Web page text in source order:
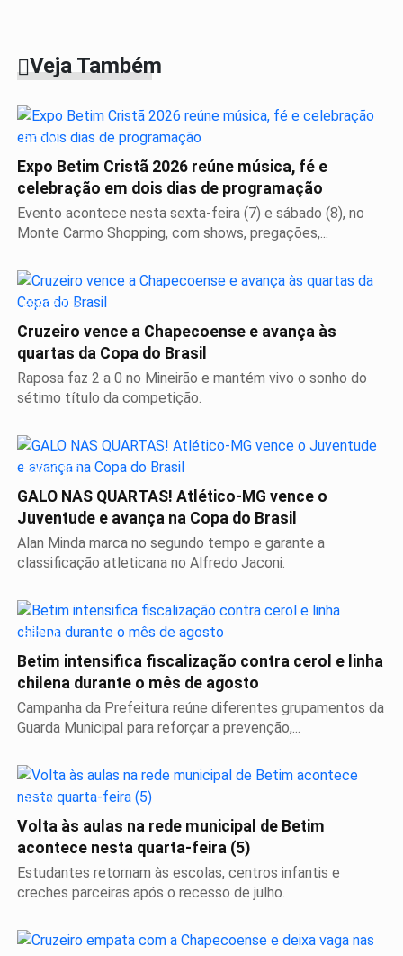
Veja Também
BETIM
Expo Betim Cristã 2026 reúne música, fé e
celebração em dois dias de programação
Evento acontece nesta sexta-feira (7) e sábado (8), no
Monte Carmo Shopping, com shows, pregações,...
ESPORTES
Cruzeiro vence a Chapecoense e avança às
quartas da Copa do Brasil
Raposa faz 2 a 0 no Mineirão e mantém vivo o sonho do
sétimo título da competição.
ESPORTES
GALO NAS QUARTAS! Atlético-MG vence o
Juventude e avança na Copa do Brasil
Alan Minda marca no segundo tempo e garante a
classificação atleticana no Alfredo Jaconi.
BETIM
Betim intensifica fiscalização contra cerol e linha
chilena durante o mês de agosto
Campanha da Prefeitura reúne diferentes grupamentos da
Guarda Municipal para reforçar a prevenção,...
BETIM
Volta às aulas na rede municipal de Betim
acontece nesta quarta-feira (5)
Estudantes retornam às escolas, centros infantis e
creches parceiras após o recesso de julho.